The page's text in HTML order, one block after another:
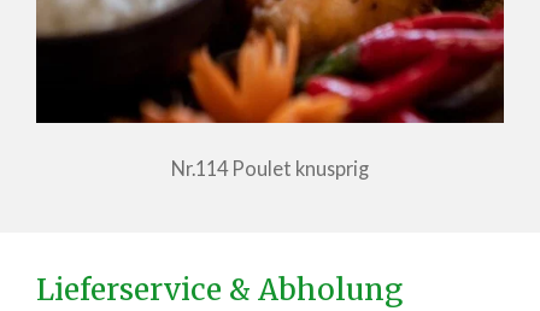
Nr.114 Poulet knusprig
Lieferservice & Abholung